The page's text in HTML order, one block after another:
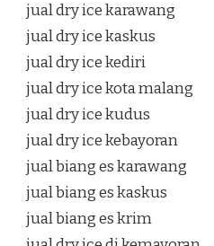
jual dry ice karawang
jual dry ice kaskus
jual dry ice kediri
jual dry ice kota malang
jual dry ice kudus
jual dry ice kebayoran
jual biang es karawang
jual biang es kaskus
jual biang es krim